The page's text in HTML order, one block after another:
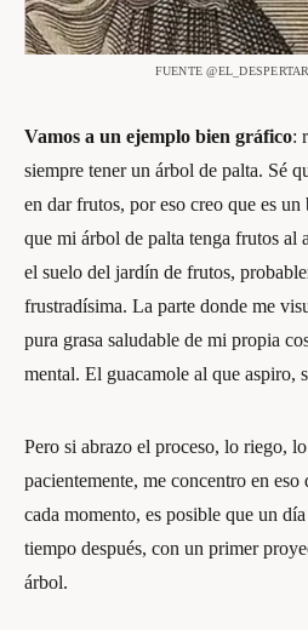
FUENTE
Vamos a un ejemplo bien gráfico:
siempre tener un árbol de palta. Sé
en dar frutos, por eso creo que es
que mi árbol de palta tenga frutos al
el suelo del jardín de frutos,
frustradísima. La parte donde me
pura grasa saludable de mi propia
mental. El guacamole al que aspiro,
Pero si abrazo el proceso, lo riego,
pacientemente, me concentro en eso
cada momento, es posible que un
tiempo después, con un primer
árbol.